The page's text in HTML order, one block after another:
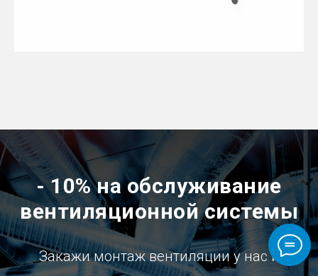
- 10% на обслуживание
вентиляционной системы
Закажи монтаж вентиляции у нас и